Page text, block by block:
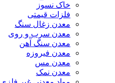
خاک نسوز
فلزات قیمتی
معدن زغال سنگ
معدن سرب و روی
معدن سنگ آهن
معدن فیروزه
معدن مس
معدن نمک